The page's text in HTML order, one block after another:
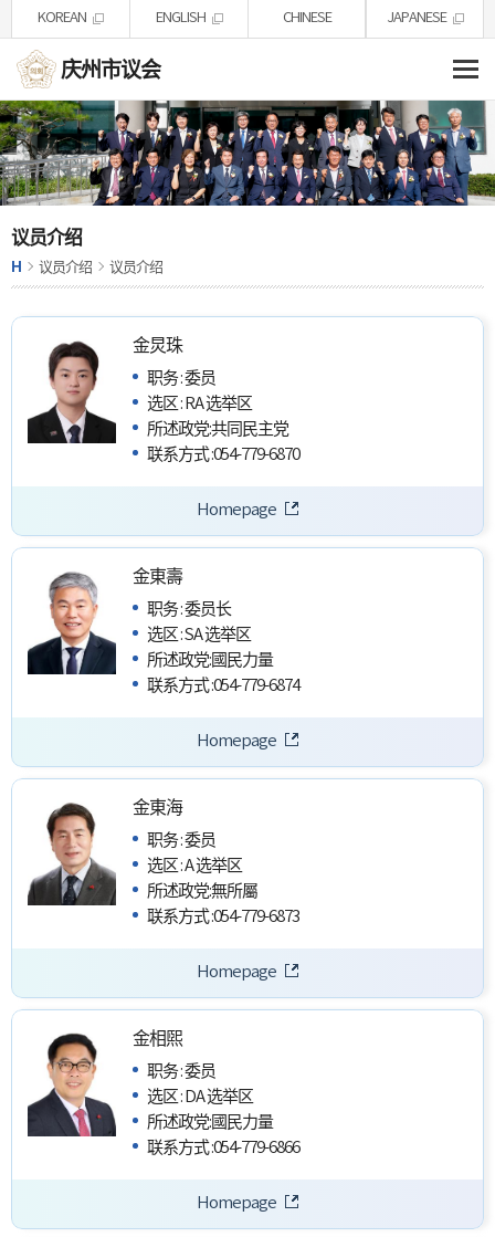
skip-navigation
KOREAN ENGLISH CHINESE JAPANESE
庆州市议会
议员介绍
H 议员介绍 议员介绍
金炅珠
职务:委员
选区 : RA 选举区
所述政党:共同民主党
联系方式:054-779-6870
Homepage
金東壽
职务:委员长
选区 :SA 选举区
所述政党:國民力量
联系方式:054-779-6874
Homepage
金東海
职务:委员
选区 :A 选举区
所述政党:無所屬
联系方式:054-779-6873
Homepage
金相煕
职务:委员
选区 : DA 选举区
所述政党:國民力量
联系方式:054-779-6866
Homepage